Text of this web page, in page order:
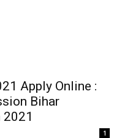
Apply Online :
Bihar
1